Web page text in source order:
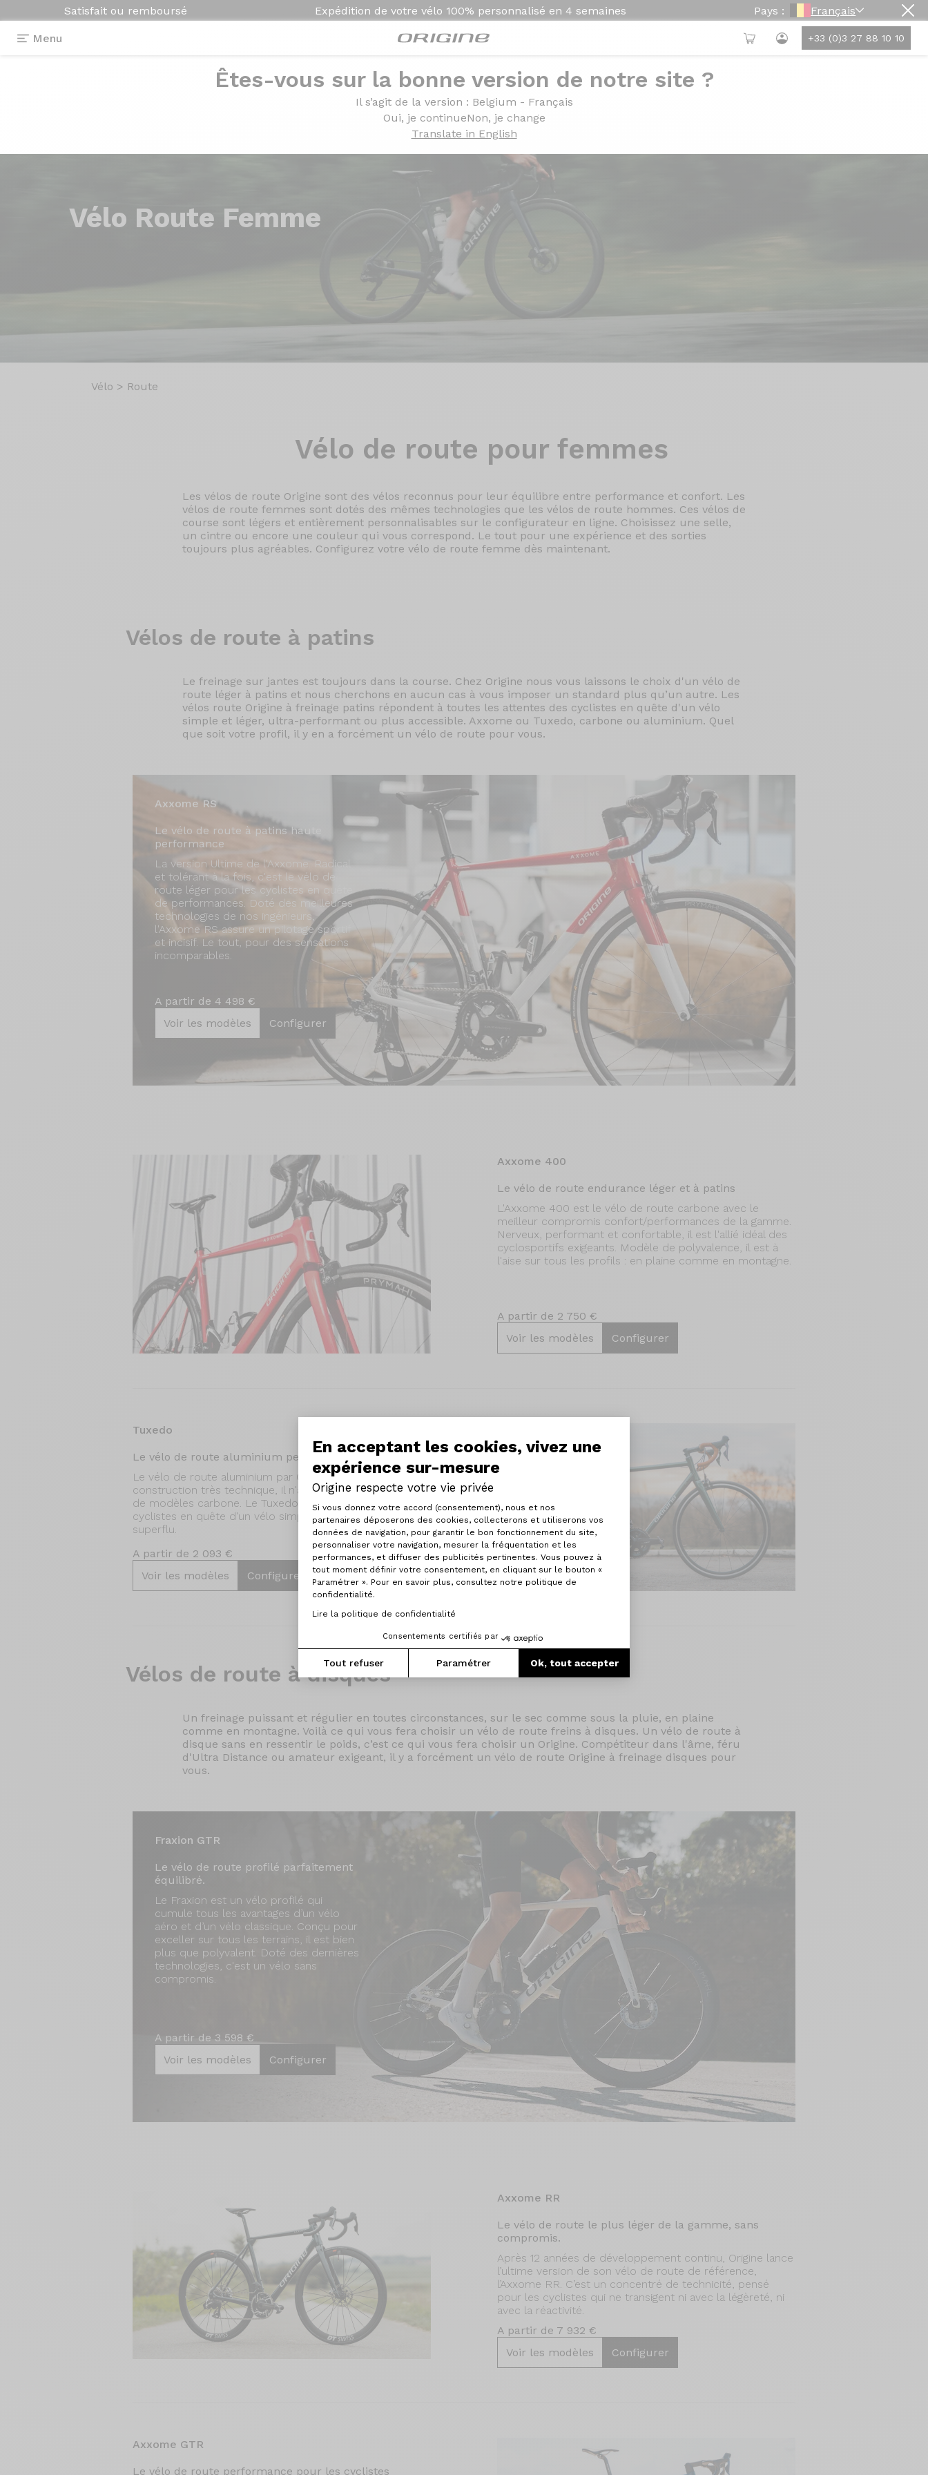
En acceptant les cookies, vivez une
expérience sur-mesure
Origine respecte votre vie privée
Plateforme de Gestion du Consentement : Personnalisez vos Options
Si vous donnez votre accord (consentement), nous et nos
partenaires déposerons des cookies, collecterons et utiliserons vos
données de navigation, pour garantir le bon fonctionnement du site,
personnaliser votre navigation, mesurer la fréquentation et les
performances, et diffuser des publicités pertinentes. Vous pouvez à
tout moment définir votre consentement, en cliquant sur le bouton «
Paramétrer ». Pour en savoir plus, consultez notre politique de
confidentialité.
Lire la politique de confidentialité
Consentements certifiés par
Tout refuser Paramétrer Ok, tout accepter
Axeptio consent
Satisfait ou remboursé Expédition de votre vélo 100% personnalisé en 4 semaines Pays : Français
Menu +33 (0)3 27 88 10 10
Êtes-vous sur la bonne version de notre site ?
Il s’agit de la version : Belgium - Français
Oui, je continueNon, je change
Translate in English
Vélo Route Femme
Vélo > Route
Vélo de route pour femmes
Les vélos de route Origine sont des vélos reconnus pour leur équilibre entre performance et confort. Les
vélos de route femmes sont dotés des mêmes technologies que les vélos de route hommes. Ces vélos de
course sont légers et entièrement personnalisables sur le configurateur en ligne. Choisissez une selle,
un cintre ou encore une couleur qui vous correspond. Le tout pour une expérience et des sorties
toujours plus agréables. Configurez votre vélo de route femme dès maintenant.
Vélos de route à patins
Le freinage sur jantes est toujours dans la course. Chez Origine nous vous laissons le choix d'un vélo de
route léger à patins et nous cherchons en aucun cas à vous imposer un standard plus qu’un autre. Les
vélos route Origine à freinage patins répondent à toutes les attentes des cyclistes en quête d'un vélo
simple et léger, ultra-performant ou plus accessible. Axxome ou Tuxedo, carbone ou aluminium. Quel
que soit votre profil, il y en a forcément un vélo de route pour vous.
Axxome RS
Le vélo de route à patins haute
performance
La version Ultime de l'Axxome. Radical
et tolérant à la fois, c'est le vélo de
route léger pour les cyclistes en quête
de performances. Doté des meilleures
technologies de nos ingénieurs,
l'Axxome RS assure un pilotage sportif
et incisif. Le tout, pour des sensations
incomparables.
A partir de 4 498 €
Voir les modèles
Configurer
Axxome 400
Le vélo de route endurance léger et à patins
L'Axxome 400 est le vélo de route carbone avec le
meilleur compromis confort/performances de la gamme.
Nerveux, performant et confortable, il est l'allié idéal des
cyclosportifs exigeants. Modèle de polyvalence, il est à
l'aise sur tous les profils : en plaine comme en montagne.
A partir de 2 750 €
Voir les modèles
Configurer
Tuxedo
Le vélo de route aluminium performant
Le vélo de route aluminium par Origine. De par sa
construction très technique, il n'a rien à envier à nombre
de modèles carbone. Le Tuxedo est le modèle idéal des
cyclistes en quête d'un vélo simple et performant, sans
superflu.
A partir de 2 093 €
Voir les modèles
Configurer
Vélos de route à disques
Un freinage puissant et régulier en toutes circonstances, sur le sec comme sous la pluie, en plaine
comme en montagne. Voilà ce qui vous fera choisir un vélo de route freins à disques. Un vélo de route à
disque sans en ressentir le poids, c’est ce qui vous fera choisir un Origine. Compétiteur dans l'âme, féru
d'Ultra Distance ou amateur exigeant, il y a forcément un vélo de route Origine à freinage disques pour
vous.
Fraxion GTR
Le vélo de route profilé parfaitement
équilibré.
Le Fraxion est un vélo profilé qui
cumule tous les avantages d’un vélo
aéro et d’un vélo classique. Conçu pour
exceller sur tous les terrains, il est bien
plus que polyvalent. Doté des dernières
technologies, c'est un vélo sans
compromis.
A partir de 3 598 €
Voir les modèles
Configurer
Axxome RR
Le vélo de route le plus léger de la gamme, sans
compromis.
Après 12 années de développement continu, Origine lance
l’ultime version de son vélo de route de référence,
l’Axxome RR. C’est un concentré de technicité, pensé
pour les cyclistes qui ne transigent ni avec la légèreté, ni
avec la réactivité.
A partir de 7 932 €
Voir les modèles
Configurer
Axxome GTR
Le vélo de route performance pour les cyclistes